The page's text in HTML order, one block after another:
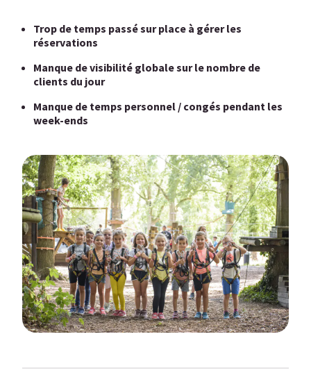
Trop de temps passé sur place à gérer les
réservations
Manque de visibilité globale sur le nombre de
clients du jour
Manque de temps personnel / congés pendant les
week-ends